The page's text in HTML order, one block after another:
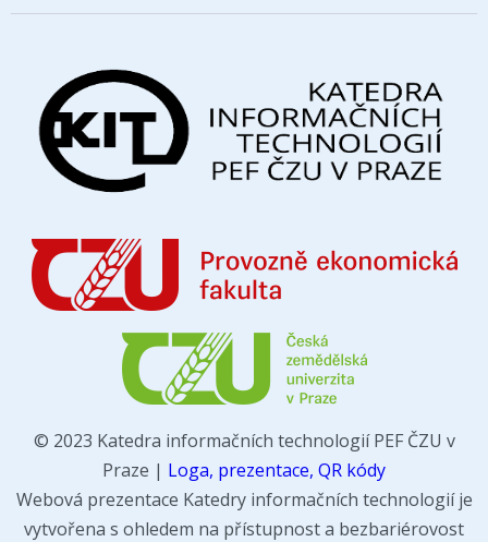
© 2023 Katedra informačních technologií PEF ČZU v
Praze | Loga, prezentace, QR kódy
Webová prezentace Katedry informačních technologií je
vytvořena s ohledem na přístupnost a bezbariérovost